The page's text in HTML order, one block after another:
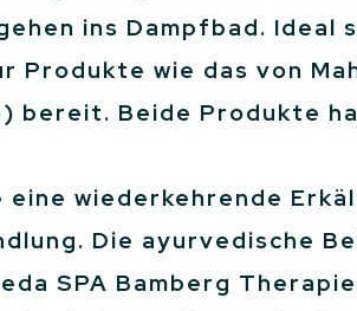
ins Dampfbad. Ideal
Produkte wie das von
bereit. Beide Produkte
eine wiederkehrende
Die ayurvedische
SPA Bamberg